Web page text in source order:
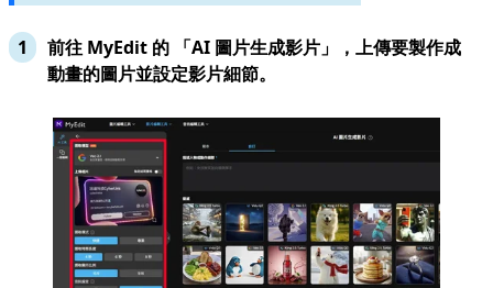
前往 MyEdit 的 「AI 圖片生成影片」
，上傳要製作成
動畫的圖片並設定影片細節。